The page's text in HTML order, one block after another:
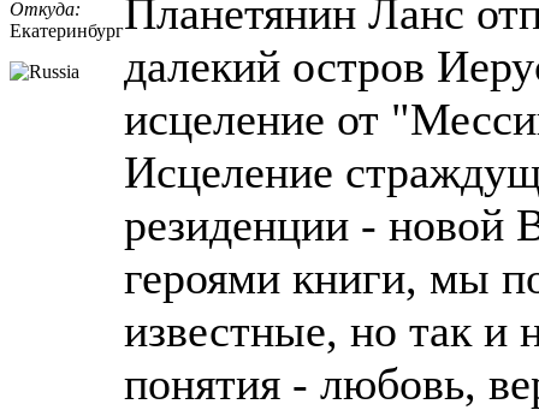
Откуда:
ЕкатеринбургПланетянин Ланс
далекий остров
исцеление от
Исцеление
резиденции - новой
героями книги, мы
известные, но так и
понятия - любовь,